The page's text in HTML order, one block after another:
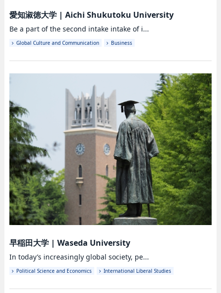
愛知淑徳大学| Aichi Shukutoku University
Be a part of the second intake intake of i...
Global Culture and Communication Business
早稲田大学| Waseda University
In today’s increasingly global society, pe...
Political Science and Economics International Liberal Studies